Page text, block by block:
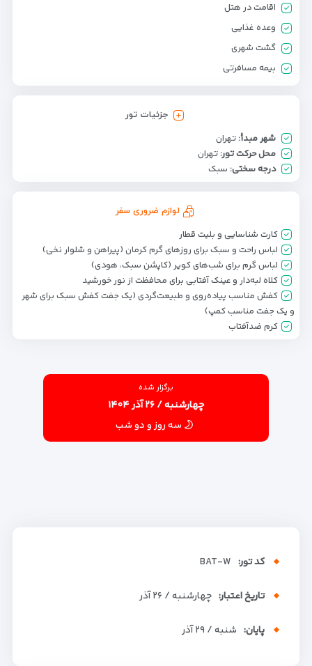
اقامت در هتل
وعده غذایی
گشت شهری
بیمه مسافرتی
جزئیات تور
شهر مبدأ: تهران
محل حرکت تور: تهران
درجه سختی: سبک
لوازم ضروری سفر
کارت شناسایی و بلیت قطار
لباس راحت و سبک برای روزهای گرم کرمان (پیراهن و شلوار نخی)
لباس گرم برای شب‌های کویر (کاپشن سبک، هودی)
کلاه لبه‌دار و عینک آفتابی برای محافظت از نور خورشید
کفش مناسب پیاده‌روی و طبیعت‌گردی (یک جفت کفش سبک برای شهر
و یک جفت مناسب کمپ)
کرم ضدآفتاب
برگزار شده
چهارشنبه / ۲۶ آذر ۱۴۰۴
سه روز و دو شب
کد تور: BAT-W
تاریخ اعتبار: چهارشنبه / ۲۶ آذر
پایان: شنبه / ۲۹ آذر